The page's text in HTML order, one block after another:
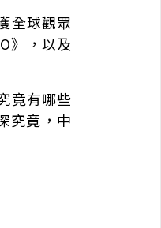
全球觀眾
》，以及
竟有哪些
究竟，中